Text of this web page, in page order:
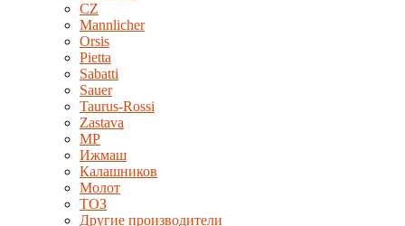
CZ
Mannlicher
Orsis
Pietta
Sabatti
Sauer
Taurus-Rossi
Zastava
MP
Ижмаш
Калашников
Молот
ТОЗ
Другие производители